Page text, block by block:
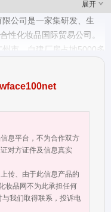
展开
公司是一家集研发、生
性化妆品国际贸易公司。
市，自建厂房占地5000多
、一流的生产环境及精湛
展开技术合作，与国际深
，为生产最优质的产品奠
烈的竞争中始终以一流的
向全国招商代理活动已盛
在全国打造至少50家DDK
年均收入100万、1 0人年
国彩妆品牌前三名，
提供最佳的财富机会解决
旗下拥有DDK（滴滴
要生产的产品系列有：睫
息平台，不为合作双方
对方证件及信息真实
传、由于此信息产品的
妆品网不为此承担任何
我们取得联系，投诉电